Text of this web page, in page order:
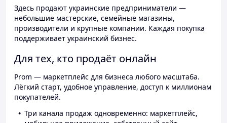
Здесь продают украинские предприниматели —
небольшие мастерские, семейные магазины,
производители и крупные компании. Каждая покупка
поддерживает украинский бизнес.
Для тех, кто продаёт онлайн
Prom — маркетплейс для бизнеса любого масштаба.
Лёгкий старт, удобное управление, доступ к миллионам
покупателей.
Три канала продаж одновременно: маркетплейс,